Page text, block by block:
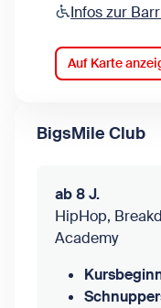
Infos zur
Auf Karte
BigsMile Club
ab 8 J.
HipHop,
Academy